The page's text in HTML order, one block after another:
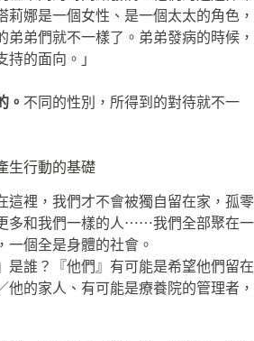
莉娜是一個女性、是一個太太的角色，
弟弟們就不一樣了。弟弟發病的時候，
的面向。」
。 不同的性別，所得到的對待就不一
生行動的基礎
這裡，我們才不會被獨自留在家，孤零
多和我們一樣的人⋯⋯我們全部聚在一
一個全是身體的社會。
是誰？『他們』有可能是希望他們留在
他的家人、有可能是療養院的管理者，